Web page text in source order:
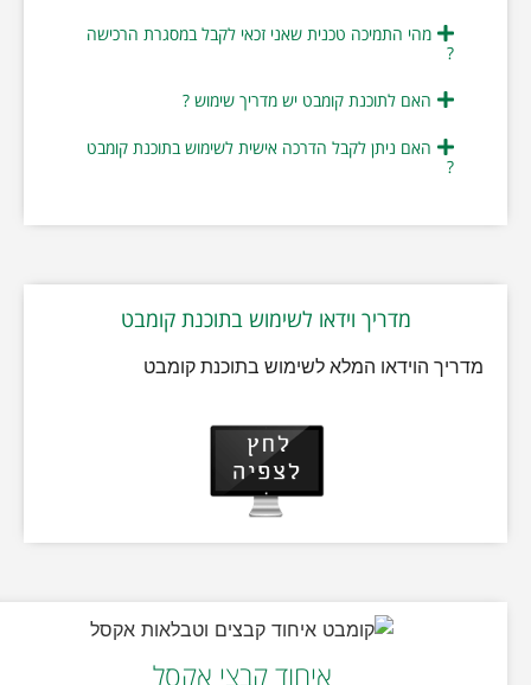
מהי התמיכה טכנית שאני זכאי לקבל במסגרת הרכישה
האם לתוכנת קומבט יש מדריך שימוש ?
האם ניתן לקבל הדרכה אישית לשימוש בתוכנת קומבט
מדריך וידאו לשימוש בתוכנת קומבט
מדריך הוידאו המלא לשימוש בתוכנת קומבט
איחוד קבצי אקסל